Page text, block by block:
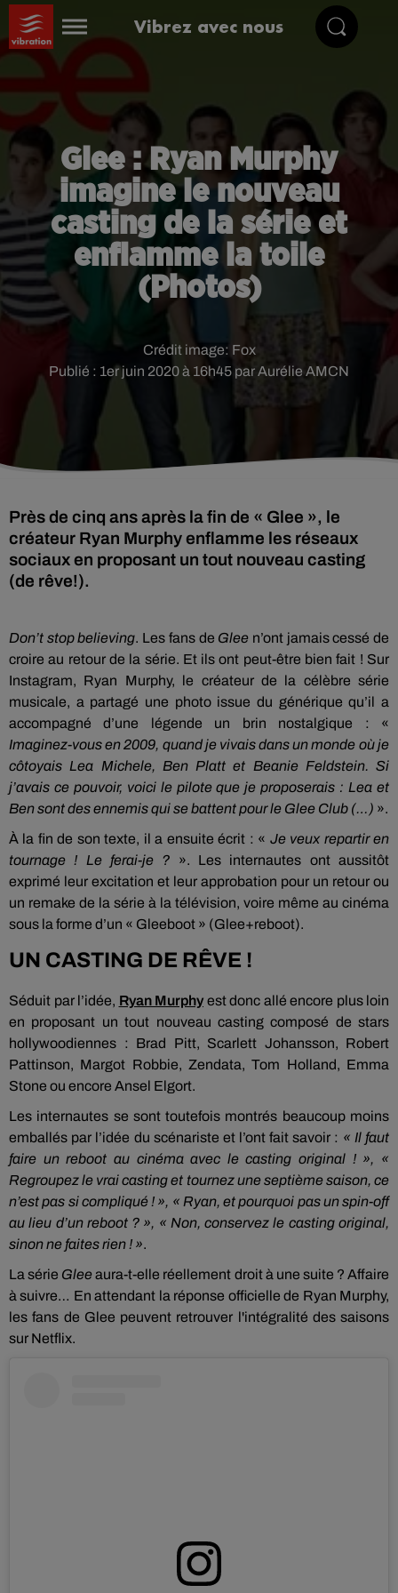
Vibrez avec nous
Glee : Ryan Murphy
imagine le nouveau
casting de la série et
enflamme la toile
(Photos)
Publié : 1er juin 2020 à 16h45 par Aurélie AMCN
Crédit image: Fox
Près de cinq ans après la fin de « Glee », le
créateur Ryan Murphy enflamme les réseaux
sociaux en proposant un tout nouveau casting
(de rêve!).
Don’t stop believing. Les fans de Glee n’ont jamais cessé de
croire au retour de la série. Et ils ont peut-être bien fait ! Sur
Instagram, Ryan Murphy, le créateur de la célèbre série
musicale, a partagé une photo issue du générique qu’il a
accompagné d’une légende un brin nostalgique : «
Imaginez-vous en 2009, quand je vivais dans un monde où je
côtoyais Lea Michele, Ben Platt et Beanie Feldstein. Si
j’avais ce pouvoir, voici le pilote que je proposerais : Lea et
Ben sont des ennemis qui se battent pour le Glee Club (…) ».
À la fin de son texte, il a ensuite écrit : « Je veux repartir en
tournage ! Le ferai-je ? ». Les internautes ont aussitôt
exprimé leur excitation et leur approbation pour un retour ou
un remake de la série à la télévision, voire même au cinéma
sous la forme d’un « Gleeboot » (Glee+reboot).
UN CASTING DE RÊVE !
Séduit par l’idée, Ryan Murphy est donc allé encore plus loin
en proposant un tout nouveau casting composé de stars
hollywoodiennes : Brad Pitt, Scarlett Johansson, Robert
Pattinson, Margot Robbie, Zendata, Tom Holland, Emma
Stone ou encore Ansel Elgort.
Les internautes se sont toutefois montrés beaucoup moins
emballés par l’idée du scénariste et l’ont fait savoir : « Il faut
faire un reboot au cinéma avec le casting original ! », «
Regroupez le vrai casting et tournez une septième saison, ce
n’est pas si compliqué ! », « Ryan, et pourquoi pas un spin-off
au lieu d’un reboot ? », « Non, conservez le casting original,
sinon ne faites rien ! ».
La série Gleeaura-t-elle réellement droit à une suite ? Affaire
à suivre… En attendant la réponse officielle de Ryan Murphy,
les fans de Glee peuvent retrouver l'intégralité des saisons
sur Netflix.